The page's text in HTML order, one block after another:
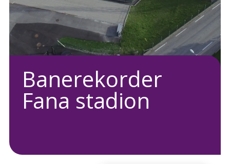
Banerekorder
Fana stadion